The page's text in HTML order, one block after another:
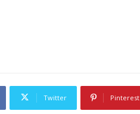
Twitter Pinterest